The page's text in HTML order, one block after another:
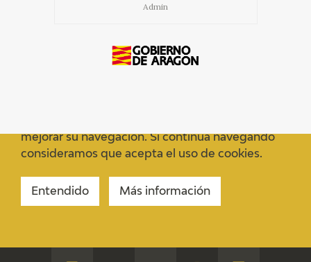
Admin
mejorar su navegación. Si continua navegando
consideramos que acepta el uso de cookies.
Entendido Más información